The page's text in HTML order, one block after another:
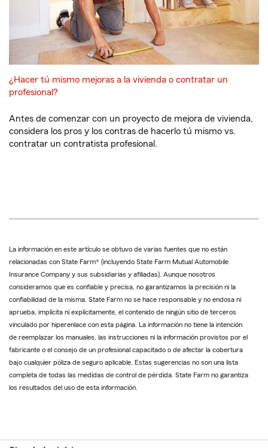
¿Hacer tú mismo mejoras a la vivienda o contratar un
profesional?
Antes de comenzar con un proyecto de mejora de vivienda,
considera los pros y los contras de hacerlo tú mismo vs.
contratar un contratista profesional.
La información en este artículo se obtuvo de varias fuentes que no están
relacionadas con State Farm® (incluyendo State Farm Mutual Automobile
Insurance Company y sus subsidiarias y afiliadas). Aunque nosotros
consideramos que es confiable y precisa, no garantizamos la precisión ni la
confiabilidad de la misma. State Farm no se hace responsable y no endosa ni
aprueba, implícita ni explícitamente, el contenido de ningún sitio de terceros
vinculado por hiperenlace con esta página. La información no tiene la intención
de reemplazar los manuales, las instrucciones ni la información provistos por el
fabricante o el consejo de un profesional capacitado o de afectar la cobertura
bajo cualquier póliza de seguro aplicable. Estas sugerencias no son una lista
completa de todas las medidas de control de pérdida. State Farm no garantiza
los resultados del uso de esta información.